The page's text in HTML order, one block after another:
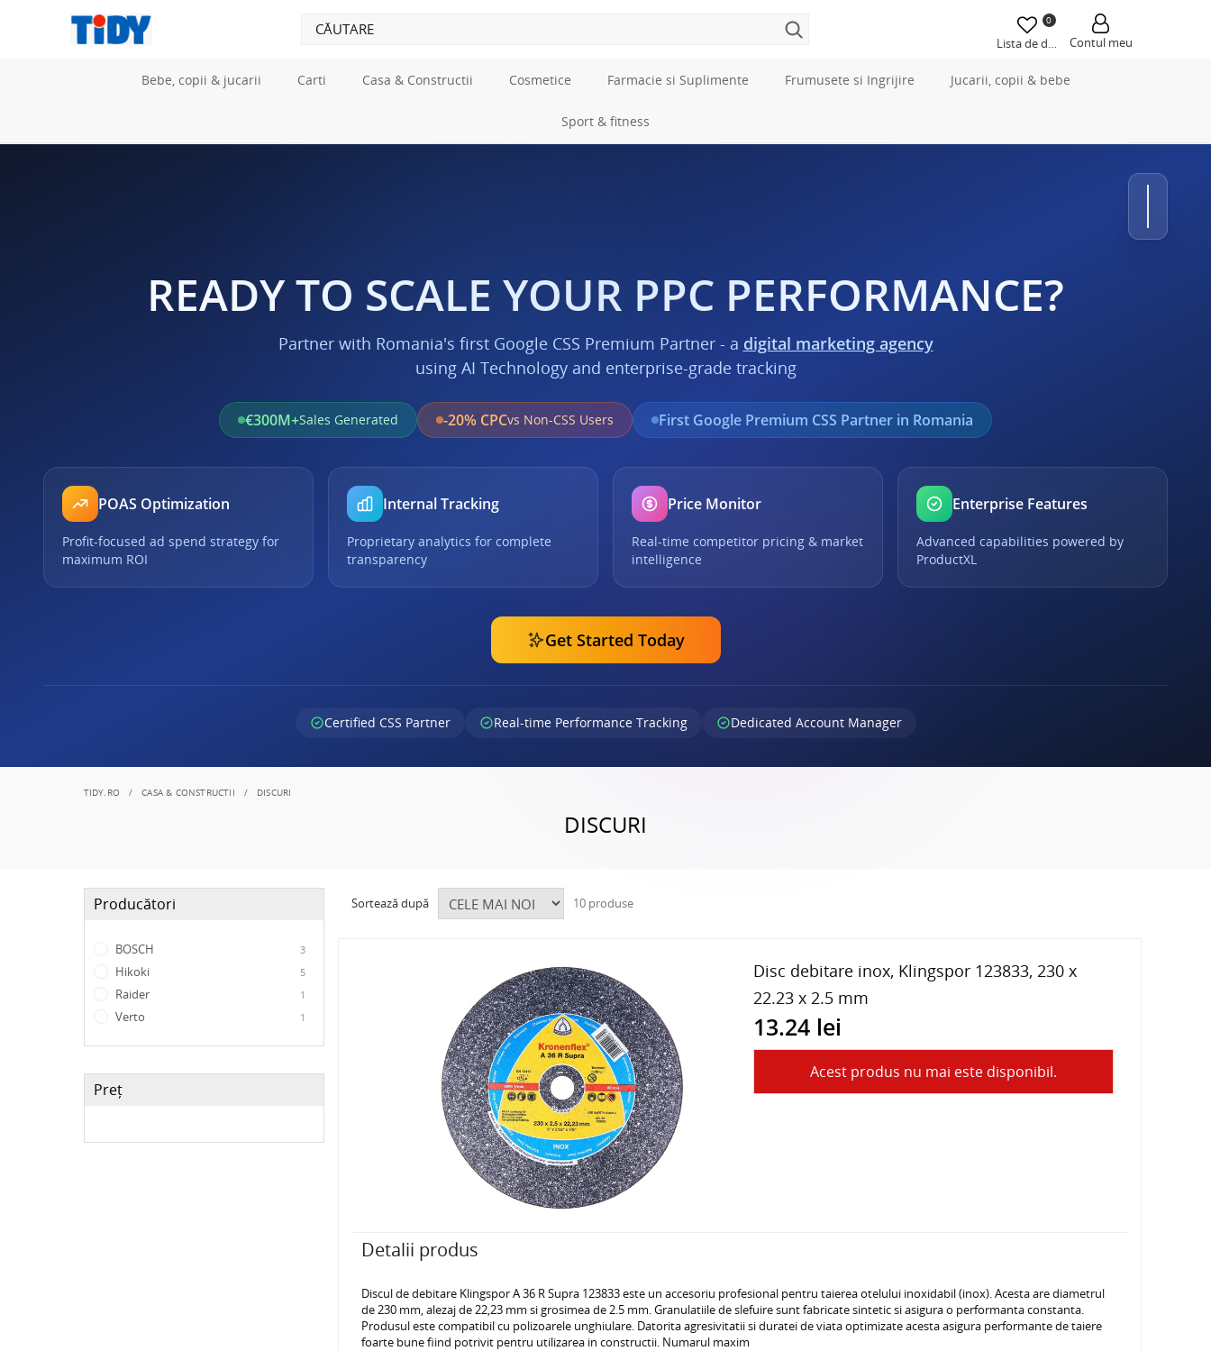
0
Lista de dorințeContul meu
Bebe, copii & jucarii Carti Casa & Constructii Cosmetice Farmacie si Suplimente Frumusete si Ingrijire Jucarii, copii & bebe
Sport & fitness
READY TO SCALE YOUR PPC PERFORMANCE?
Partner with Romania's first Google CSS Premium Partner - a digital marketing agency
using AI Technology and enterprise-grade tracking
€300M+Sales Generated -20% CPCvs Non-CSS Users First Google Premium CSS Partner in Romania
POAS Optimization
Profit-focused ad spend strategy for
maximum ROI
Internal Tracking
Proprietary analytics for complete
transparency
Price Monitor
Real-time competitor pricing & market
intelligence
Enterprise Features
Advanced capabilities powered by
ProductXL
Get Started Today
Certified CSS Partner Real-time Performance Tracking Dedicated Account Manager
TIDY.RO CASA & CONSTRUCTII DISCURI
DISCURI
Producători
BOSCH 3
Hikoki 5
Raider 1
Verto 1
Preț
Sortează după 10 produse
Disc debitare inox, Klingspor 123833, 230 x
22.23 x 2.5 mm
13.24 lei
Acest produs nu mai este disponibil.
Detalii produs
Discul de debitare Klingspor A 36 R Supra 123833 este un accesoriu profesional pentru taierea otelului inoxidabil (inox). Acesta are diametrul
de 230 mm, alezaj de 22,23 mm si grosimea de 2.5 mm. Granulatiile de slefuire sunt fabricate sintetic si asigura o performanta constanta.
Produsul este compatibil cu polizoarele unghiulare. Datorita agresivitatii si duratei de viata optimizate acesta asigura performante de taiere
foarte bune fiind potrivit pentru utilizarea in constructii. Numarul maxim